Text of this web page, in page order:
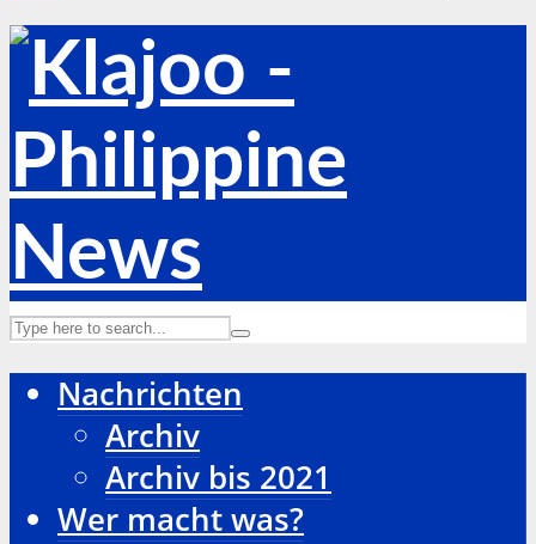
Nachrichten
Archiv
Archiv bis 2021
Wer macht was?